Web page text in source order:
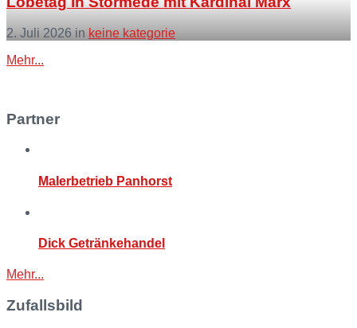
2. Juli 2026 in keine kategorie
More
Mehr...
Partner
Malerbetrieb Panhorst
Dick Getränkehandel
Mehr...
Zufallsbild